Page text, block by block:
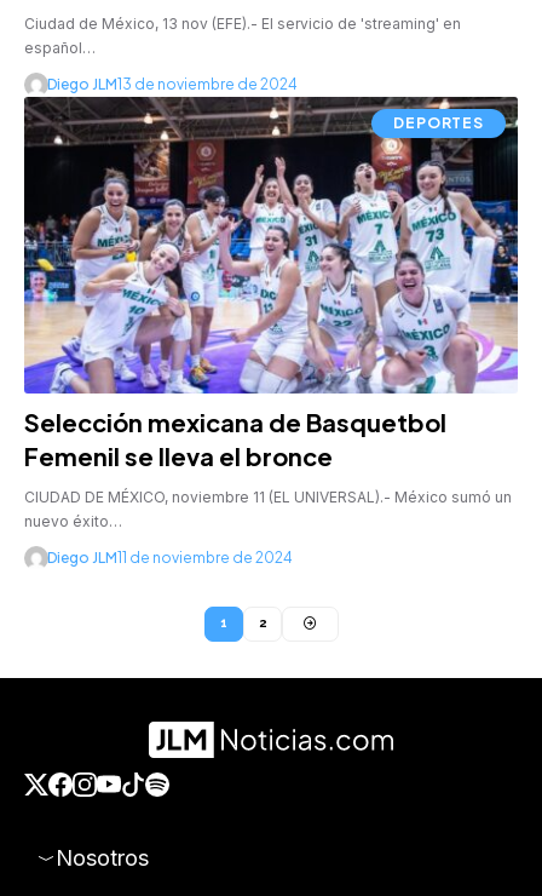
Ciudad de México, 13 nov (EFE).- El servicio de 'streaming' en
español…
Diego JLM13 de noviembre de 2024
DEPORTES
Selección mexicana de Basquetbol
Femenil se lleva el bronce
CIUDAD DE MÉXICO, noviembre 11 (EL UNIVERSAL).- México sumó un
nuevo éxito…
Diego JLM11 de noviembre de 2024
1 2
Nosotros